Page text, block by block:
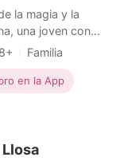
la magia y la
una joven con
encuentra en el
reyes Alphas,
personalidad
Familia
Bully
en la App